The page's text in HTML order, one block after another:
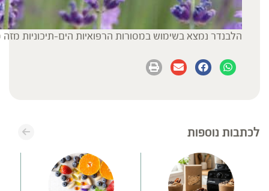
הלבנדר נמצא בשימוש במסורות הרפואיות הים-תיכוניות
לכתבות נוספות